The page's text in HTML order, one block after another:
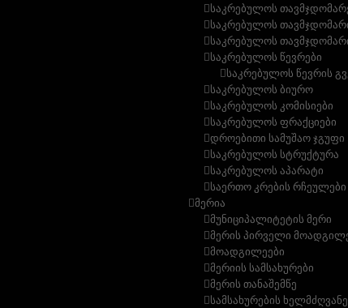
საკრებულოს
საკრებულოს
საკრებულოს
საკრებულოს წევრები
საკრებულოს წევრის
საკრებულოს ბიურო
საკრებულოს კომისიები
საკრებულოს ფრაქციები
დროებითი სამუშაო ჯგუფი
საკრებულოს სტრუქტურა
საკრებულოს აპარატი
საერთო კრების რჩეულები
მერია
მუნიციპალიტეტის მერი
მერის პირველი
მოადგილეები
მერიის სამსახურები
მერის თანაშემწე
სამსახურების